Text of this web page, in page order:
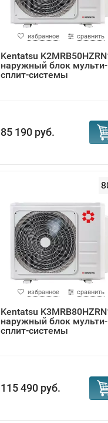
избранное сравнить
Kentatsu
наружный блок мульти-
сплит-системы
85 190 руб.
избранное сравнить
Kentatsu
наружный блок мульти-
сплит-системы
115 490 руб.